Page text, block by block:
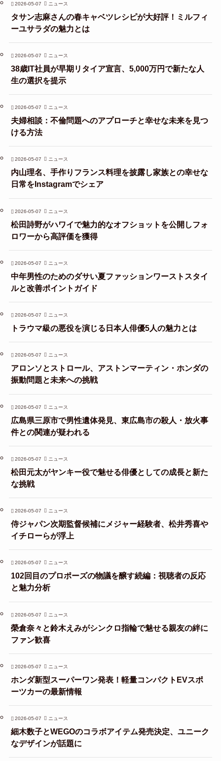
2026-05-07 ニュース
タサン志麻さんの春キャベツレシピが大好評！ミルフィ
ーユサラダの魅力とは
2026-05-07 ニュース
38歳IT社員が早期リタイア宣言、5,000万円で新たな人
生の選択を提示
2026-05-07 ニュース
夫婦相談：不倫問題へのアプローチと幸せな未来を見つ
ける方法
2026-05-07 ニュース
内山理名、手作りフランス料理を披露し家族との幸せな
日常をInstagramでシェア
2026-05-07 ニュース
松田詩野がハワイで魅力的なオフショットを公開しフォ
ロワーから高評価を獲得
2026-05-07 ニュース
中年男性のためのダサい夏ファッションワーストスタイ
ルと改善ポイントガイド
2026-05-07 ニュース
トラウマ級の悪役を演じる日本人俳優5人の魅力とは
2026-05-07 ニュース
アロンソとストロール、アストンマーティン・ホンダの
振動問題と未来への挑戦
2026-05-07 ニュース
広島県三原市で男性遺体発見、東広島市の殺人・放火事
件との関連が疑われる
2026-05-07 ニュース
松田元太がヤンキー役で魅せる俳優としての成長と新た
な挑戦
2026-05-07 ニュース
侍ジャパン次期監督候補にメジャー経験者、松井秀喜や
イチローらが浮上
2026-05-07 ニュース
102回目のプロポーズの物議を醸す続編：視聴者の反応
と魅力分析
2026-05-07 ニュース
榮倉奈々と鈴木えみがシンクロ指輪で魅せる親友の絆に
ファン歓喜
2026-05-07 ニュース
ホンダ新型スーパーワン発表！軽量コンパクトEVスポ
ーツカーの最新情報
2026-05-07 ニュース
細木数子とWEGOのコラボアイテム発売決定、ユニーク
なデザインが話題に